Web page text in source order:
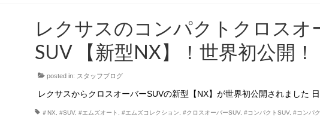
レクサスのコンパクトクロスオ
SUV 【新型NX】！世界初公開！
posted in: スタッフブログ
レクサスからクロスオーバーSUVの新型【NX】が世界初公開されました
＃NX ,#SUV,#エムズオート ,#エムズコレクション ,#クロスオーバーSUV,#コンパクトSUV,#コンパ